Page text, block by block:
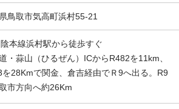
鳥取市気高町浜村55-21
本線浜村駅から徒歩すぐ
・蒜山（ひるぜん）ICからR482を11km、
を28Kmで関金、倉吉経由でＲ9へ出る。R9
市方向へ約26Km